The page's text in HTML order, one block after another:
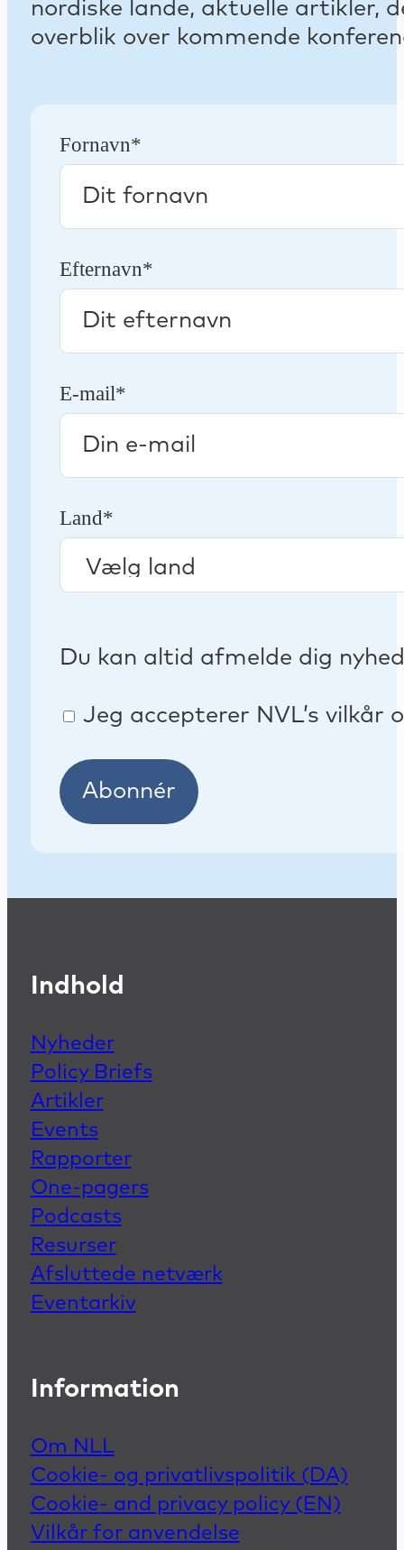
nordiske lande, aktuelle
overblik over kommende
Fornavn*
Efternavn*
E-mail*
Land*
Du kan altid afmelde dig
Jeg accepterer NVL’s vilkår
Abonnér
Indhold
Nyheder
Policy Briefs
Artikler
Events
Rapporter
One-pagers
Podcasts
Resurser
Afsluttede netværk
Eventarkiv
Information
Om NLL
Cookie- og privatlivspolitik (DA)
Cookie- and privacy policy (EN)
Vilkår for anvendelse